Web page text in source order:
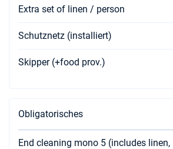
Extra set of linen / person
Schutznetz (installiert)
Skipper (+food prov.)
Obligatorisches
End cleaning mono 5 (includes linen,